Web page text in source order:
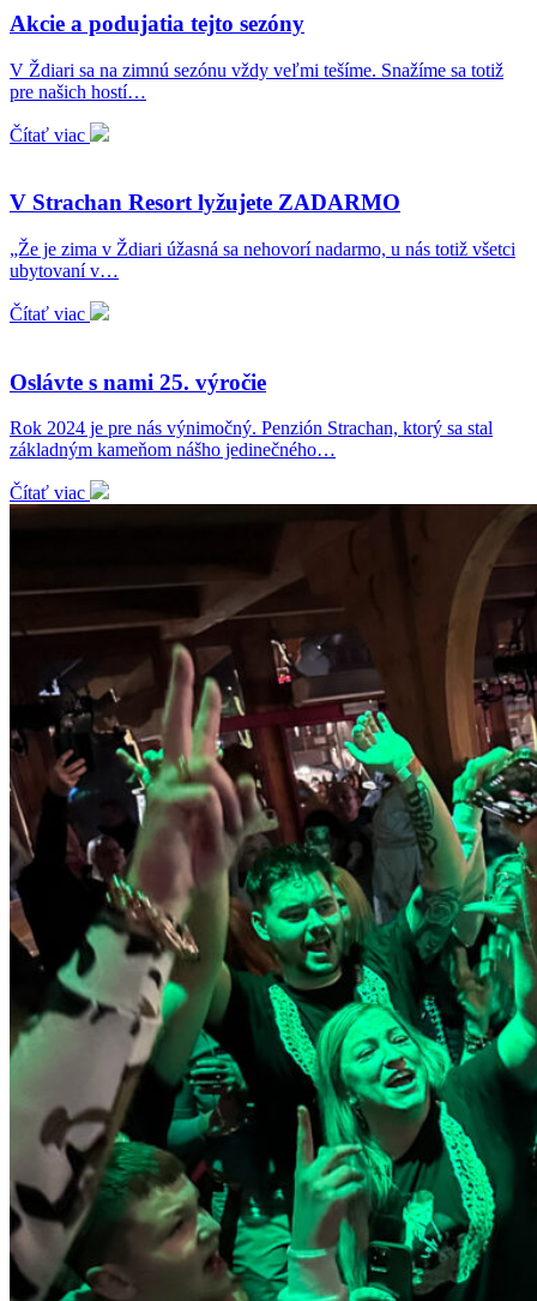
Akcie a podujatia tejto sezóny
V Ždiari sa na zimnú sezónu vždy veľmi tešíme. Snažíme sa totiž
pre našich hostí…
Čítať viac
V Strachan Resort lyžujete ZADARMO
„Že je zima v Ždiari úžasná sa nehovorí nadarmo, u nás totiž všetci
ubytovaní v…
Čítať viac
Oslávte s nami 25. výročie
Rok 2024 je pre nás výnimočný. Penzión Strachan, ktorý sa stal
základným kameňom nášho jedinečného…
Čítať viac